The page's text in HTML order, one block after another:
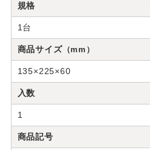
規格
1台
商品サイズ（mm）
135×225×60
入数
1
商品記号